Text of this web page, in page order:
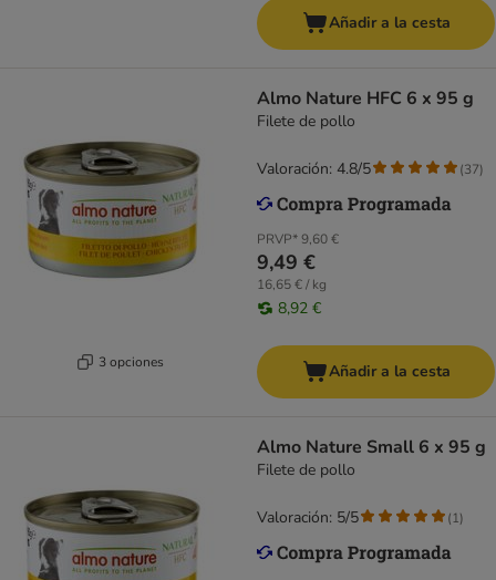
Añadir a la cesta
3 opciones
Almo Nature HFC 6 x 95 g
Filete de pollo
PRVP*9,60 €
9,49 €
16,65 € / kg
8,92 €
Valoración: 4.8/5 (37)
Añadir a la cesta
Almo Nature Small 6 x 95 g
Filete de pollo
Valoración: 5/5 (1)